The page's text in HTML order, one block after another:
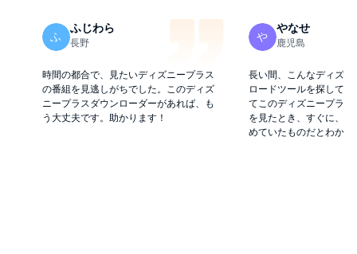
ふ
ふじわら
長野
時間の都合で、見たいディズニープラス
の番組を見逃しがちでした。このディズ
ニープラスダウンローダーがあれば、も
う大丈夫です。助かります！
や
やなせ
鹿児島
長い間、こんなディズニ
ロードツールを探して
てこのディズニープラス
を見たとき、すぐに、
めていたものだとわかり